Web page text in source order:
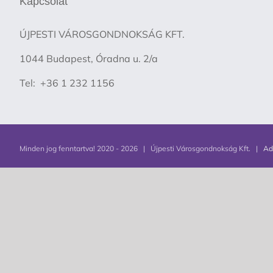
ÚJPESTI VÁROSGONDNOKSÁG KFT.
1044 Budapest, Óradna u. 2/a
Tel: +36 1 232 1156
Minden jog fenntartva! 2020 - 2026 | Újpesti Városgondnokság Kft. |